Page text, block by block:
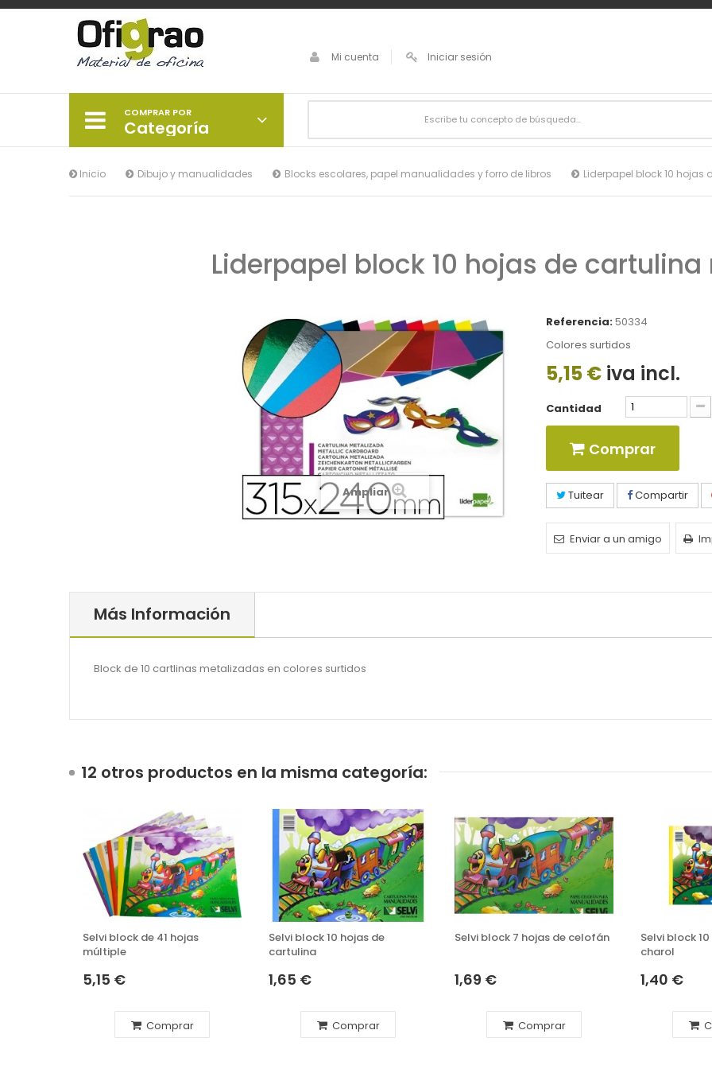
Mi cuenta Iniciar sesión
COMPRAR POR
Categoría
Inicio Dibujo y manualidades Blocks escolares, papel manualidades y forro de libros Liderpapel block 10
Liderpapel block 10 hojas de
Ampliar
Referencia:50334
Colores surtidos
5,15 €iva incl.
Cantidad
Comprar
Tuitear Compartir
Enviar a un amigo
Más Información
Block de 10 cartlinas metalizadas en colores surtidos
12 otros productos en la misma categoría:
Selvi block de 41 hojas
múltiple
5,15 €
Comprar
Selvi block 10 hojas de
cartulina
1,65 €
Comprar
Selvi block 7 hojas de celofán
1,69 €
Comprar
Selvi block
charol
1,40 €